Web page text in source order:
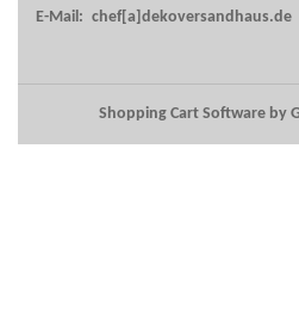
E-Mail: chef[a]dekoversandhaus.de
Shopping Cart Software by